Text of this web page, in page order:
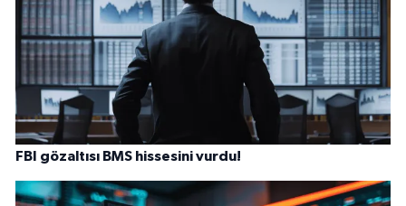
FBI gözaltısı BMS hissesini vurdu!